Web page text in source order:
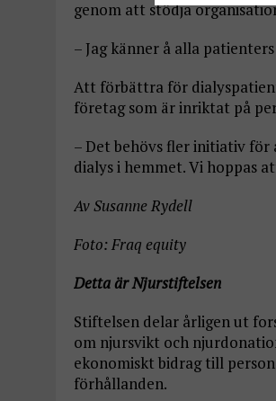
genom att stödja
– Jag känner å alla
Att förbättra för
företag som är inriktat på
– Det behövs fler initiativ
dialys i hemmet. Vi hoppas
Av Susanne Rydell
Foto: Fraq equity
Detta är Njurstiftelsen
Stiftelsen delar årligen ut
om njursvikt och
ekonomiskt bidrag till
förhållanden.